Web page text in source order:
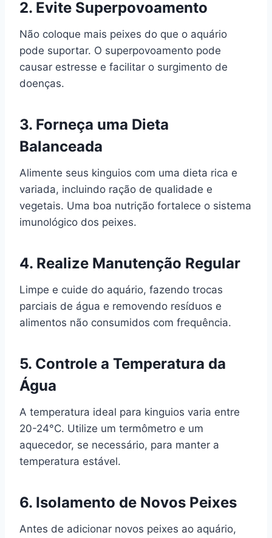
2. Evite Superpovoamento
Não coloque mais peixes do que o aquário
pode suportar. O superpovoamento pode
causar estresse e facilitar o surgimento de
doenças.
3. Forneça uma Dieta
Balanceada
Alimente seus kinguios com uma dieta rica e
variada, incluindo ração de qualidade e
vegetais. Uma boa nutrição fortalece o sistema
imunológico dos peixes.
4. Realize Manutenção Regular
Limpe e cuide do aquário, fazendo trocas
parciais de água e removendo resíduos e
alimentos não consumidos com frequência.
5. Controle a Temperatura da
Água
A temperatura ideal para kinguios varia entre
20-24°C. Utilize um termômetro e um
aquecedor, se necessário, para manter a
temperatura estável.
6. Isolamento de Novos Peixes
Antes de adicionar novos peixes ao aquário,